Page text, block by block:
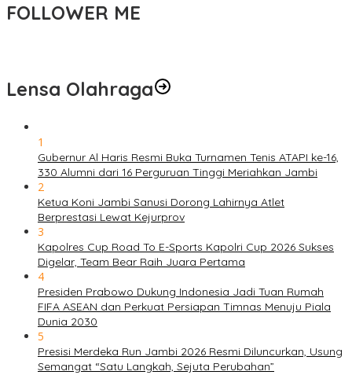
FOLLOWER ME
Lensa Olahraga
1
Gubernur Al Haris Resmi Buka Turnamen Tenis ATAPI ke-16,
330 Alumni dari 16 Perguruan Tinggi Meriahkan Jambi
2
Ketua Koni Jambi Sanusi Dorong Lahirnya Atlet
Berprestasi Lewat Kejurprov
3
Kapolres Cup Road To E-Sports Kapolri Cup 2026 Sukses
Digelar, Team Bear Raih Juara Pertama
4
Presiden Prabowo Dukung Indonesia Jadi Tuan Rumah
FIFA ASEAN dan Perkuat Persiapan Timnas Menuju Piala
Dunia 2030
5
Presisi Merdeka Run Jambi 2026 Resmi Diluncurkan, Usung
Semangat “Satu Langkah, Sejuta Perubahan”